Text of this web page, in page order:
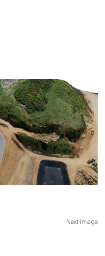
Next Image